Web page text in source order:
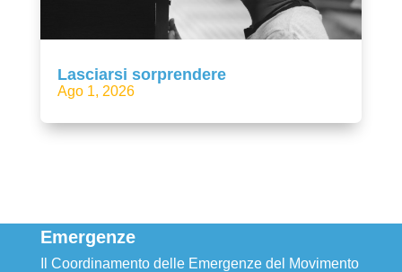
Lasciarsi sorprendere
Ago 1, 2026
Emergenze
Il Coordinamento delle Emergenze del Movimento